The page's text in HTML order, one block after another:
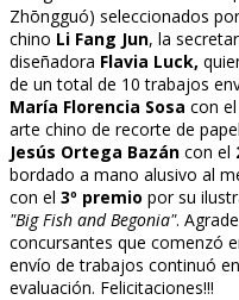
Zhōngguó) seleccionados
chino Li Fang Jun, la
diseñadora Flavia Luck,
de un total de 10 trabajos
María Florencia Sosa con el
arte chino de recorte de
Jesús Ortega Bazán con el
bordado a mano alusivo al
con el 3º premio por su
"Big Fish and Begonia".
concursantes que comenzó
envío de trabajos continuó
evaluación. Felicitaciones!!!